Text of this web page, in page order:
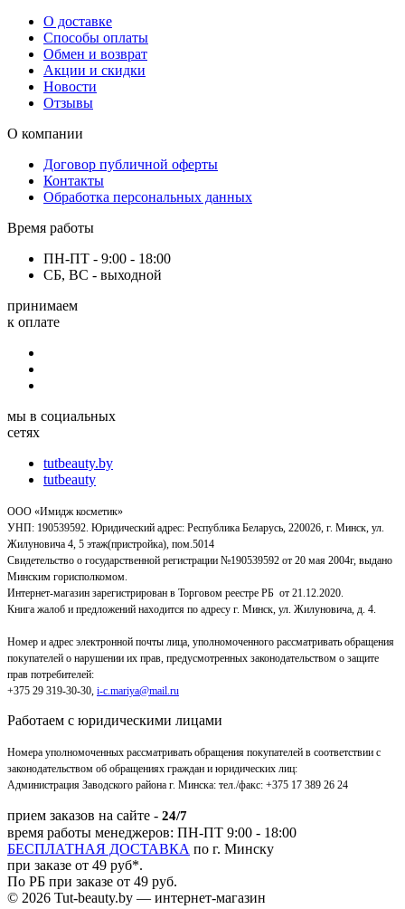
О доставке
Способы оплаты
Обмен и возврат
Акции и скидки
Новости
Отзывы
О компании
Договор публичной оферты
Контакты
Обработка персональных данных
Время работы
ПН-ПТ - 9:00 - 18:00
СБ, ВС - выходной
принимаем
к оплате
мы в социальных
сетях
tutbeauty.by
tutbeauty
ООО «Имидж косметик»
УНП: 190539592. Юридический адрес: Республика Беларусь, 220026, г. Минск, ул.
Жилуновича 4, 5 этаж(пристройка), пом.5014
Свидетельство о государственной регистрации №190539592 от 20 мая 2004г, выдано
Минским горисполкомом.
Интернет-магазин зарегистрирован в Торговом реестре РБ от 21.12.2020.
Книга жалоб и предложений находится по адресу г. Минск, ул. Жилуновича, д. 4.
Номер и адрес электронной почты лица, уполномоченного рассматривать обращения
покупателей о нарушении их прав, предусмотренных законодательством о защите
прав потребителей:
+375 29 319-30-30, i-c.mariya@mail.ru
Работаем с юридическими лицами
Номера уполномоченных рассматривать обращения покупателей в соответствии с
законодательством об обращениях граждан и юридических лиц:
Администрация Заводского района г. Минска: тел./факс: +375 17 389 26 24
прием заказов на сайте - 24/7
время работы менеджеров: ПН-ПТ 9:00 - 18:00
БЕСПЛАТНАЯ ДОСТАВКА по г. Минску
при заказе от 49 руб*.
По РБ при заказе от 49 руб.
© 2026 Tut-beauty.by — интернет-магазин